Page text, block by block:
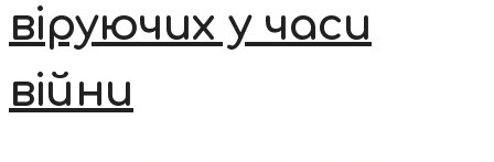
віруючих у часи
війни